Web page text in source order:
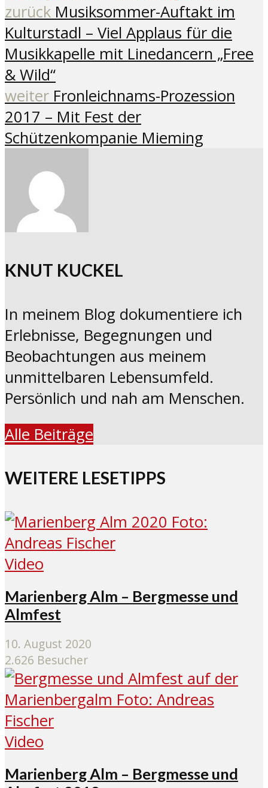
zurück Musiksommer-Auftakt im
Kulturstadl – Viel Applaus für die
Musikkapelle mit Linedancern „Free
& Wild“
weiter Fronleichnams-Prozession
2017 – Mit Fest der
Schützenkompanie Mieming
KNUT KUCKEL
In meinem Blog dokumentiere ich
Erlebnisse, Begegnungen und
Beobachtungen aus meinem
unmittelbaren Lebensumfeld.
Persönlich und nah am Menschen.
Alle Beiträge
WEITERE LESETIPPS
Video
Marienberg Alm – Bergmesse und
Almfest
10. August 2020
2.626 Besucher
Video
Marienberg Alm – Bergmesse und